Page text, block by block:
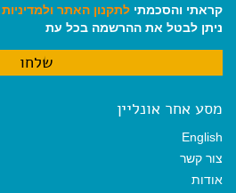
קראתי והסכמתי לתקנון האתר
ניתן לבטל את ההרשמה בכל עת
מסע אחר אונליין
English
צור קשר
אודות